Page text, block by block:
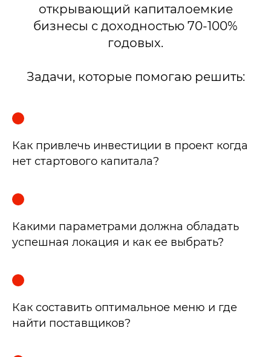
открывающий капиталоемкие
бизнесы с доходностью 70-100%
годовых.
Задачи, которые помогаю решить:
Как привлечь инвестиции в проект когда
нет стартового капитала?
Какими параметрами должна обладать
успешная локация и как ее выбрать?
Как составить оптимальное меню и где
найти поставщиков?